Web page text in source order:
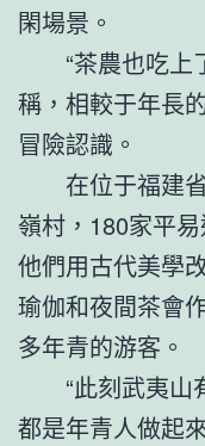
閑場景。
“茶農也吃上
稱，相較于年長
冒險認識。
在位于福建
嶺村，180家平易
他們用古代美學
瑜伽和夜間茶會
多年青的游客。
“此刻武夷
都是年青人做起